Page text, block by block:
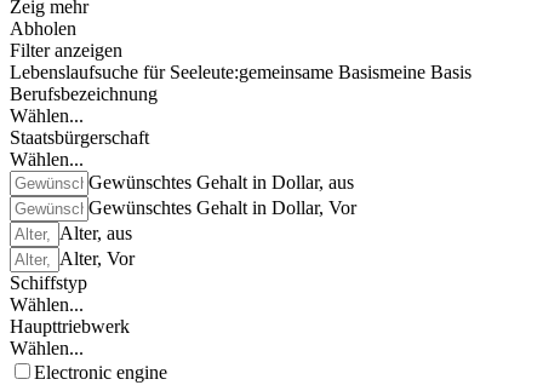
Zeig mehr
Abholen
Filter anzeigen
Lebenslaufsuche für Seeleute:gemeinsame Basismeine Basis
Berufsbezeichnung
Wählen...
Staatsbürgerschaft
Wählen...
Gewünschtes Gehalt in Dollar, aus
Gewünschtes Gehalt in Dollar, Vor
Alter, aus
Alter, Vor
Schiffstyp
Wählen...
Haupttriebwerk
Wählen...
Electronic engine